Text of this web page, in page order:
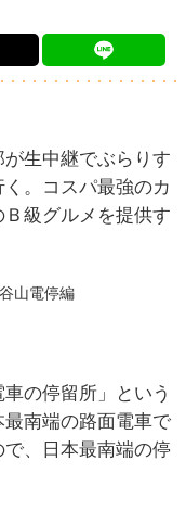
生中継でぶらりす
。コスパ最強のカ
級グルメを提供す
山電停編
の停留所」という
南端の路面電車で
、日本最南端の停